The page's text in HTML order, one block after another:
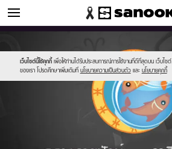
ดูดวง
เว็บไซต์นี้ใช้คุกกี้ เพื่อให้ท่านได้รับประสบการณ์การใช้งานที่ดีที่สุดบน เว็บไซต์
ของเรา โปรดศึกษาเพิ่มเติมที่ นโยบายความเป็นส่วนตัว และ นโยบายคุกกี้
new-
sanook.png